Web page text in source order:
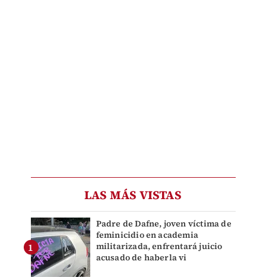
LAS MÁS VISTAS
Padre de Dafne, joven víctima de
feminicidio en academia
militarizada, enfrentará juicio
acusado de haberla vi